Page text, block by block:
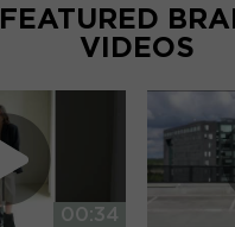
FEATURED
VIDEOS
00:34